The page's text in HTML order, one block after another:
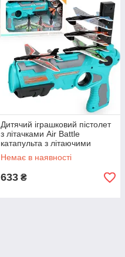
Дитячий іграшковий пістолет
з літачками Air Battle
катапульта з літаючими
літаками (AB-1). Колір: синій
BE-56
Немає в наявності
633 ₴